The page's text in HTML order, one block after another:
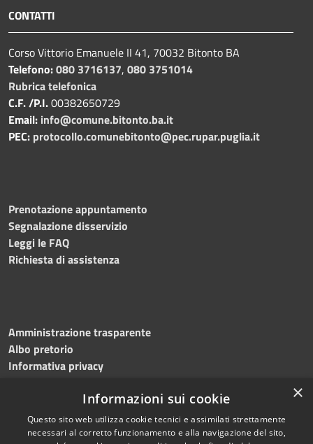
CONTATTI
Corso Vittorio Emanuele II 41, 70032 Bitonto BA
Telefono:080 3716137, 080 3751014
Rubrica telefonica
C.F. /P.I.00382650729
Email: info@comune.bitonto.ba.it
PEC: protocollo.comunebitonto@pec.rupar.puglia.it
Prenotazione appuntamento
Segnalazione disservizio
Leggi le FAQ
Richiesta di assistenza
Amministrazione trasparente
Albo pretorio
Informativa privacy
Dichiarazione di accessibilità Meccanismo di feedback ×
Informazioni sui cookie
Questo sito web utilizza cookie tecnici e assimilati strettamente
necessari al corretto funzionamento e alla navigazione del sito,